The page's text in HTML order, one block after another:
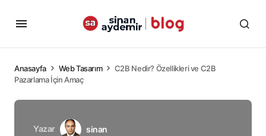
Anasayfa Web Tasarım
C2B Nedir? Özellikleri ve C2B
Pazarlama İçin Amaç
Yazar
sinan